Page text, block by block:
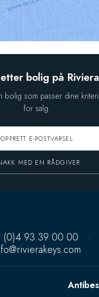
bolig på
bolig som passer dine
for salg.
OPPRETT E-POSTVARSEL
MED EN RÅDGIVER
(0)4 93 39 00 00
·
Antibes